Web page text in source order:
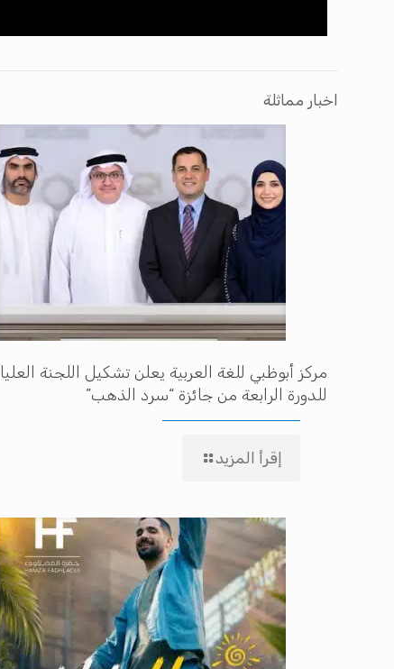
اخبار مماثلة
مركز أبوظبي للغة العربية يعلن تشكيل اللجنة العليا
للدورة الرابعة من جائزة “سرد الذهب”
إقرأ المزيد